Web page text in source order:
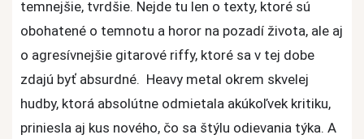
temnejšie, tvrdšie. Nejde tu len o texty, ktoré sú
obohatené o temnotu a horor na pozadí života, ale aj
o agresívnejšie gitarové riffy, ktoré sa v tej dobe
zdajú byť absurdné. Heavy metal okrem skvelej
hudby, ktorá absolútne odmietala akúkoľvek kritiku,
priniesla aj kus nového, čo sa štýlu odievania týka. A